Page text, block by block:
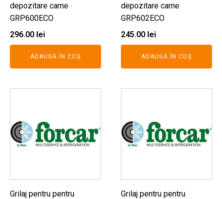
depozitare carne
GRP600ECO
296.00 lei
ADAUGĂ ÎN COȘ
depozitare carne
GRP602ECO
245.00 lei
ADAUGĂ ÎN COȘ
Grilaj pentru pentru
Grilaj pentru pentru